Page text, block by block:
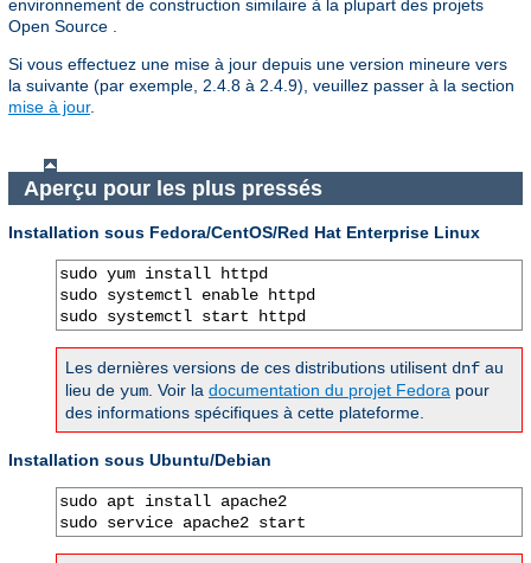
environnement de construction similaire à la plupart des projets
Open Source .
Si vous effectuez une mise à jour depuis une version mineure vers
la suivante (par exemple, 2.4.8 à 2.4.9), veuillez passer à la section
mise à jour.
Aperçu pour les plus pressés
Installation sous Fedora/CentOS/Red Hat Enterprise Linux
sudo yum install httpd
sudo systemctl enable httpd
sudo systemctl start httpd
Les dernières versions de ces distributions utilisent dnf au
lieu de yum . Voir la documentation du projet Fedora pour
des informations spécifiques à cette plateforme.
Installation sous Ubuntu/Debian
sudo apt install apache2
sudo service apache2 start